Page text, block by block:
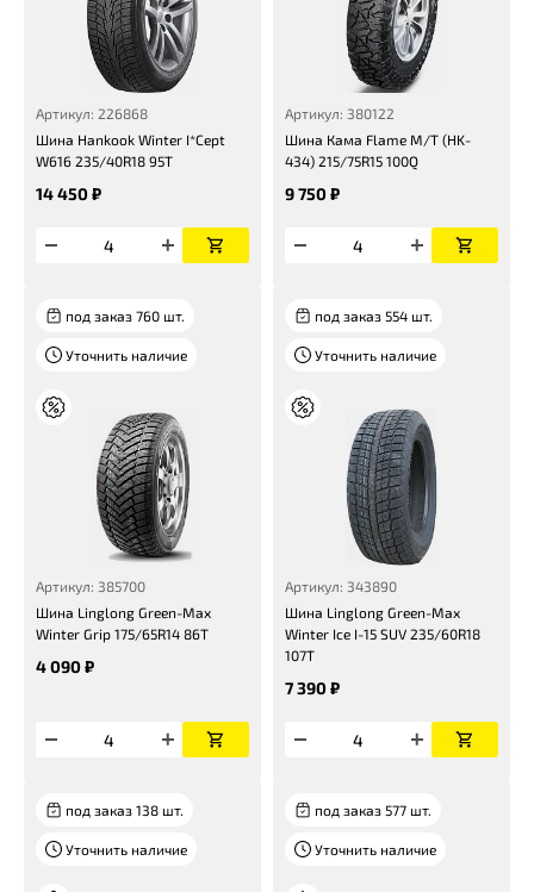
Артикул: 226868
Шина Hankook Winter I*Cept
W616 235/40R18 95T
14 450 ₽
Артикул: 380122
Шина Кама Flame M/T (HK-
434) 215/75R15 100Q
9 750 ₽
под заказ 760 шт.
Уточнить наличие
Артикул: 385700
Шина Linglong Green-Max
Winter Grip 175/65R14 86T
4 090 ₽
под заказ 554 шт.
Уточнить наличие
Артикул: 343890
Шина Linglong Green-Max
Winter Ice I-15 SUV 235/60R18
107T
7 390 ₽
под заказ 138 шт.
Уточнить наличие
под заказ 577 шт.
Уточнить наличие